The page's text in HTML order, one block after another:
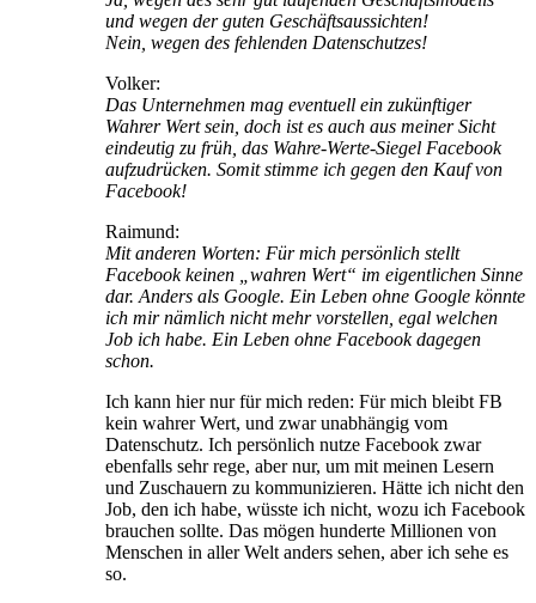
und wegen der guten Geschäftsaussichten!
Nein, wegen des fehlenden Datenschutzes!
Volker:
Das Unternehmen mag eventuell ein zukünftiger
Wahrer Wert sein, doch ist es auch aus meiner Sicht
eindeutig zu früh, das Wahre-Werte-Siegel Facebook
aufzudrücken. Somit stimme ich gegen den Kauf von
Facebook!
Raimund:
Mit anderen Worten: Für mich persönlich stellt
Facebook keinen „wahren Wert“ im eigentlichen Sinne
dar. Anders als Google. Ein Leben ohne Google könnte
ich mir nämlich nicht mehr vorstellen, egal welchen
Job ich habe. Ein Leben ohne Facebook dagegen
schon.
Ich kann hier nur für mich reden: Für mich bleibt FB
kein wahrer Wert, und zwar unabhängig vom
Datenschutz. Ich persönlich nutze Facebook zwar
ebenfalls sehr rege, aber nur, um mit meinen Lesern
und Zuschauern zu kommunizieren. Hätte ich nicht den
Job, den ich habe, wüsste ich nicht, wozu ich Facebook
brauchen sollte. Das mögen hunderte Millionen von
Menschen in aller Welt anders sehen, aber ich sehe es
so.